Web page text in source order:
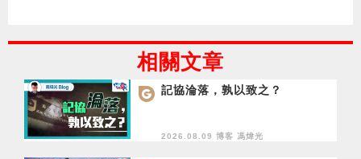
相關文章
記協淪落，孰以致之？
2026.08.09 博客 馮煒光